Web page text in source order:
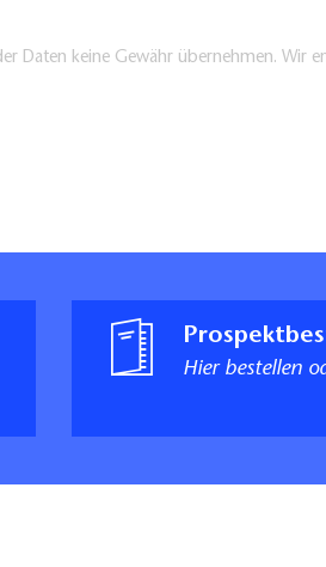
keine Gewähr übernehmen. Wir
Hier bestellen